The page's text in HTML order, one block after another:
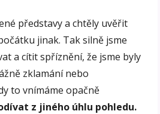
představy a chtěly uvěřit
jinak. Tak silně jsme
a cítit spříznění, že jsme byly
zklamání nebo
to vnímáme opačně
z jiného úhlu pohledu.